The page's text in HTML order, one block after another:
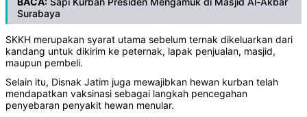
Surabaya
SKKH merupakan syarat utama sebelum ternak dikeluarkan dari
kandang untuk dikirim ke peternak, lapak penjualan, masjid,
maupun pembeli.
Selain itu, Disnak Jatim juga mewajibkan hewan kurban telah
mendapatkan vaksinasi sebagai langkah pencegahan
penyebaran penyakit hewan menular.